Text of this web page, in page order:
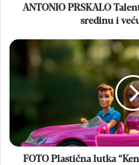
minutažu
ANTONIO PRSKALO
sredinu i
FOTO
Plastična
tržišta
BiH
zbog
opasneFOTO Plastična lutka